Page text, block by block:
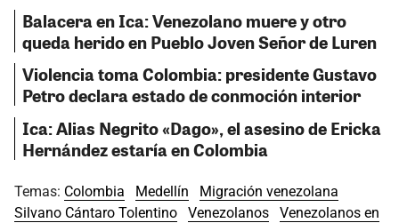
Balacera en Ica: Venezolano muere y otro
queda herido en Pueblo Joven Señor de Luren
Violencia toma Colombia: presidente Gustavo
Petro declara estado de conmoción interior
Ica: Alias Negrito «Dago», el asesino de Ericka
Hernández estaría en Colombia
Temas: Colombia Medellín
Migración venezolana
Silvano Cántaro Tolentino
Venezolanos
Venezolanos en